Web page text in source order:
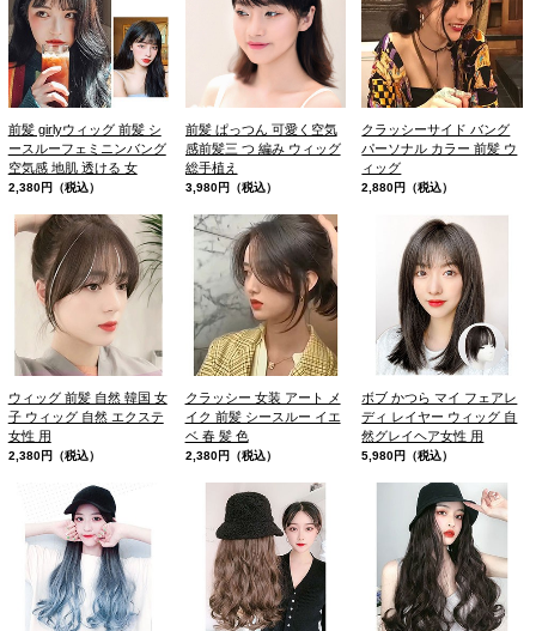
前髪 girlyウィッグ 前髪 シ
ースルーフェミニンバング
空気感 地肌 透ける 女
2,380円（税込）
前髪 ぱっつん 可愛く空気
感前髪三 つ 編み ウィッグ
総手植え
3,980円（税込）
クラッシーサイド バング
パーソナル カラー 前髪 ウ
ィッグ
2,880円（税込）
ウィッグ 前髪 自然 韓国 女
子 ウィッグ 自然 エクステ
女性 用
2,380円（税込）
クラッシー 女装 アート メ
イク 前髪 シースルー イエ
ベ 春 髪 色
2,380円（税込）
ボブ かつら マイ フェアレ
ディ レイヤー ウィッグ 自
然グレイヘア女性 用
5,980円（税込）